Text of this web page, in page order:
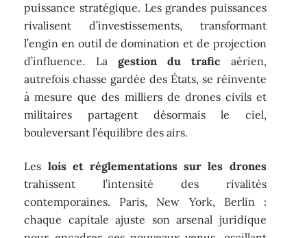
puissance stratégique. Les grandes puissances
rivalisent d’investissements, transformant
l’engin en outil de domination et de projection
d’influence. La gestion du trafic aérien,
autrefois chasse gardée des États, se réinvente
à mesure que des milliers de drones civils et
militaires partagent désormais le ciel,
bouleversant l’équilibre des airs.
Les lois et réglementations sur les drones
trahissent l’intensité des rivalités
contemporaines. Paris, New York, Berlin :
chaque capitale ajuste son arsenal juridique